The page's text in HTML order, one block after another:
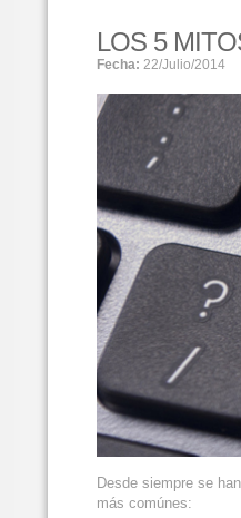
LOS 5
Fecha: 22/julio/2014
Desde siempre se
más comúnes: